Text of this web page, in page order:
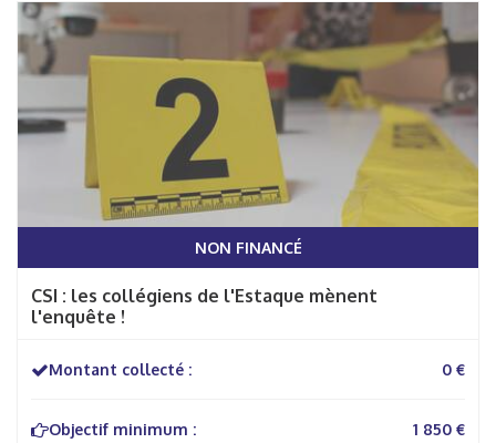
NON FINANCÉ
CSI : les collégiens de l'Estaque mènent
l'enquête !
Montant collecté : 0 €
Objectif minimum :
1 850 €